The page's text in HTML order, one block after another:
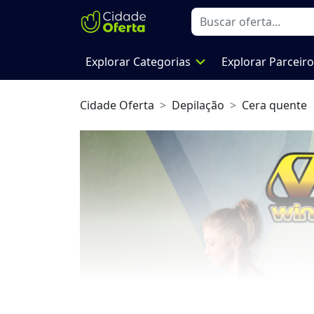
Explorar Categorias expand_more Explorar
Cidade Oferta Depilação Cera quente